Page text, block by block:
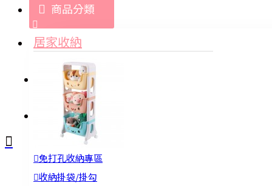
商品分類
居家收納
免打孔收納專區
收納掛袋/掛勾
登入
新品上市